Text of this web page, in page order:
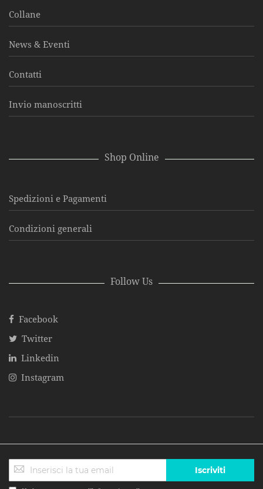
Collane
News & Eventi
Contatti
Invio manoscritti
Shop Online
Spedizioni e Pagamenti
Condizioni generali
Follow Us
Facebook
Twitter
Linkedin
Instagram
Iscriviti